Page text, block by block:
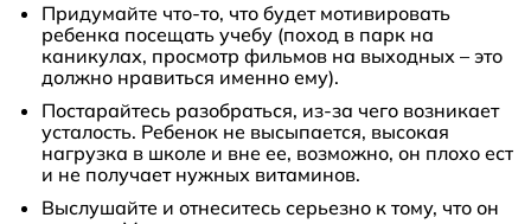
Придумайте что-то, что будет мотивировать
ребенка посещать учебу (поход в парк на
каникулах, просмотр фильмов на выходных – это
должно нравиться именно ему).
Постарайтесь разобраться, из-за чего возникает
усталость. Ребенок не высыпается, высокая
нагрузка в школе и вне ее, возможно, он плохо ест
и не получает нужных витаминов.
Выслушайте и отнеситесь серьезно к тому, что он